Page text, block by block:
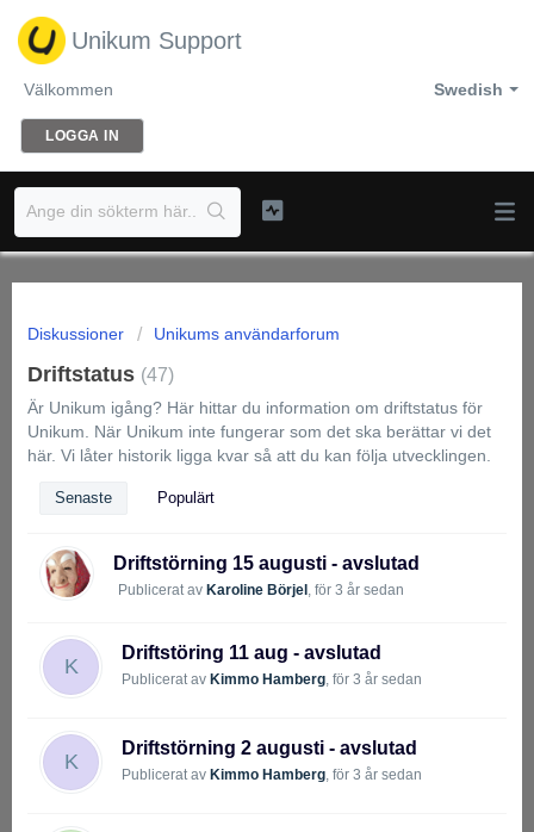
Unikum Support
Swedish
Välkommen
LOGGA IN
Diskussioner Unikums användarforum
Driftstatus 47
Är Unikum igång? Här hittar du information om driftstatus för
Unikum. När Unikum inte fungerar som det ska berättar vi det
här. Vi låter historik ligga kvar så att du kan följa utvecklingen.
Senaste Populärt
Driftstörning 15 augusti - avslutad
Publicerat av Karoline Börjel , för 3 år sedan
K
Driftstöring 11 aug - avslutad
Publicerat av Kimmo Hamberg, för 3 år sedan
K
Driftstörning 2 augusti - avslutad
Publicerat av Kimmo Hamberg, för 3 år sedan